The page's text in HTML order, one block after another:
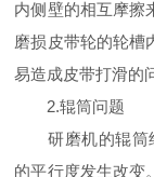
内侧壁的相互摩擦
磨损皮带轮的轮槽
易造成皮带打滑的
2.辊筒问题
研磨机的辊筒经
的平行度发生改变